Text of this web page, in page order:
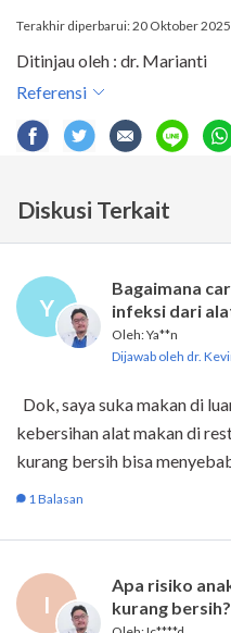
Terakhir diperbarui: 20 Oktober 2025